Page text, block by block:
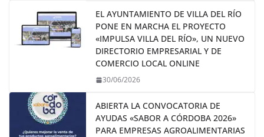
EL AYUNTAMIENTO DE VILLA DEL RÍO
PONE EN MARCHA EL PROYECTO
«IMPULSA VILLA DEL RÍO», UN NUEVO
DIRECTORIO EMPRESARIAL Y DE
COMERCIO LOCAL ONLINE
30/06/2026
ABIERTA LA CONVOCATORIA DE
AYUDAS «SABOR A CÓRDOBA 2026»
PARA EMPRESAS AGROALIMENTARIAS